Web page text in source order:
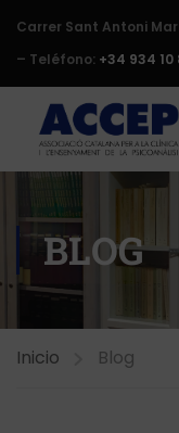
Carrer Sant Antoni
– Teléfono: +34 934 10
BLOG
Inicio Blog